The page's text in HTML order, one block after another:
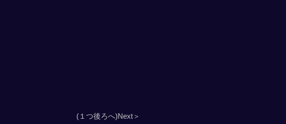
(１つ後ろへ)Next＞